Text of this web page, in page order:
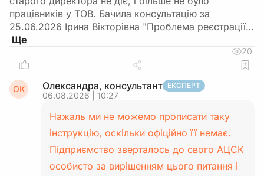
працівників у ТОВ. Бачила консультацію за
25.06.2026 Ірина Вікторівна "Проблема реєстрації…
20
ОК Олександра, консультант ЕКСПЕРТ
06.08.2026 | 10:27
Нажаль ми не можемо прописати таку
інструкцію, оскільки офіційно її немає.
Підприємство зверталось до свого АЦСК
особисто за вирішенням цього питання і